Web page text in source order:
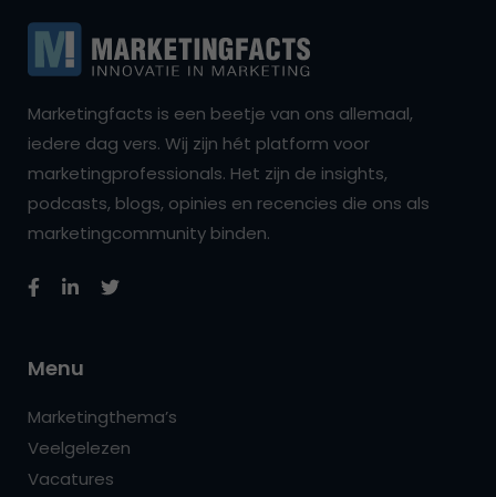
Marketingfacts is een beetje van ons allemaal,
iedere dag vers. Wij zijn hét platform voor
marketingprofessionals. Het zijn de insights,
podcasts, blogs, opinies en recencies die ons als
marketingcommunity binden.
Menu
Marketingthema’s
Veelgelezen
Vacatures